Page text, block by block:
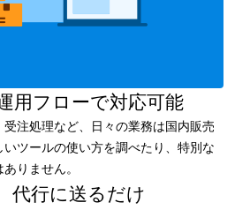
用フローで対応可能
注処理など、日々の業務は国内販売
いツールの使い方を調べたり、特別な
りません。
代行に送るだけ